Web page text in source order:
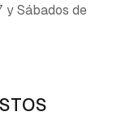
y Sábados de